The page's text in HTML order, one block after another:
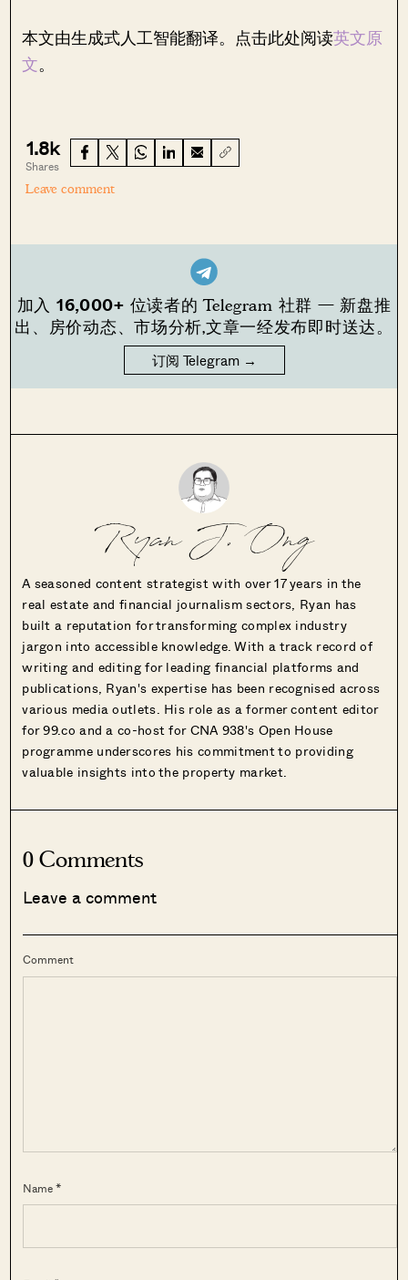
本文由生成式人工智能翻译。点击此处阅读英文原
文。
1.8k
Shares
Leave comment
加入 16,000+ 位读者的 Telegram 社群 — 新盘推
出、房价动态、市场分析,文章一经发布即时送达。
订阅 Telegram →
Ryan J. Ong
A seasoned content strategist with over 17 years in the
real estate and financial journalism sectors, Ryan has
built a reputation for transforming complex industry
jargon into accessible knowledge. With a track record of
writing and editing for leading financial platforms and
publications, Ryan's expertise has been recognised across
various media outlets. His role as a former content editor
for 99.co and a co-host for CNA 938's Open House
programme underscores his commitment to providing
valuable insights into the property market.
0 Comments
Leave a comment
Comment
Name *